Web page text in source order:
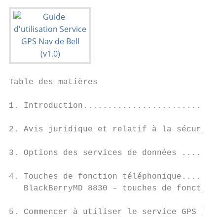
Table des matières
1.
2. Avis juridique et relatif à la
3. Options des services de
4. Touches de fonction
BlackBerryMD 8830 – touches de
5. Commencer à utiliser le